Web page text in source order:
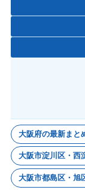
大阪府の最新まと
大阪市淀川区・西
大阪市都島区・旭